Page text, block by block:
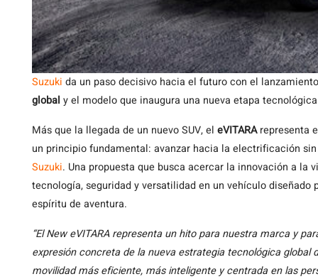
Suzuki da un paso decisivo hacia el futuro con el
global y el modelo que inaugura una nueva etapa
Más que la llegada de un nuevo SUV, el eVITARArepresenta
un principio fundamental: avanzar hacia la electrificación
Suzuki. Una propuesta que busca acercar la innovación a la
tecnología, seguridad y versatilidad en un vehículo
espíritu de aventura.
“El New eVITARA representa un hito para nuestra marca y
expresión concreta de la nueva estrategia tecnológica global
movilidad más eficiente, más inteligente y centrada en las